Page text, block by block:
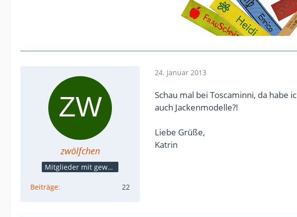
zwölfchen
Mitglieder mit gewerblicher Verbindung, auch als Mitarbeiter/in
Beiträge 22
24. Januar 2013
Schau mal bei Toscaminni, da habe
auch Jackenmodelle?!
Liebe Grüße,
Katrin